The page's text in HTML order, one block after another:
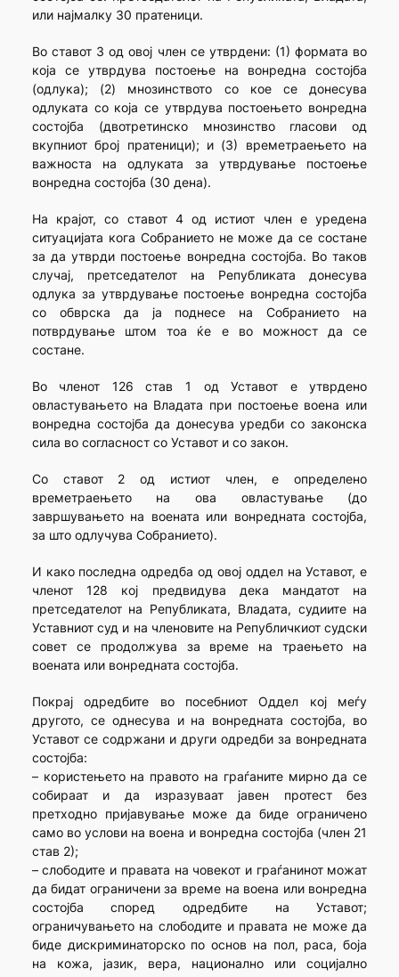
или најмалку 30 пратеници.
Во ставот 3 од овој член се утврдени: (1) формата во
која се утврдува постоење на вонредна состојба
(одлука); (2) мнозинството со кое се донесува
одлуката со која се утврдува постоењето вонредна
состојба (двотретинско мнозинство гласови од
вкупниот број пратеници); и (3) времетраењето на
важноста на одлуката за утврдување постоење
вонредна состојба (30 дена).
На крајот, со ставот 4 од истиот член е уредена
ситуацијата кога Собранието не може да се состане
за да утврди постоење вонредна состојба. Во таков
случај, претседателот на Републиката донесува
одлука за утврдување постоење вонредна состојба
со обврска да ја поднесе на Собранието на
потврдување штом тоа ќе е во можност да се
состане.
Во членот 126 став 1 од Уставот е утврдено
овластувањето на Владата при постоење воена или
вонредна состојба да донесува уредби со законска
сила во согласност со Уставот и со закон.
Со ставот 2 од истиот член, е определено
времетраењето на ова овластување (до
завршувањето на воената или вонредната состојба,
за што одлучува Собранието).
И како последна одредба од овој оддел на Уставот, е
членот 128 кој предвидува дека мандатот на
претседателот на Републиката, Владата, судиите на
Уставниот суд и на членовите на Републичкиот судски
совет се продолжува за време на траењето на
воената или вонредната состојба.
Покрај одредбите во посебниот Оддел кој меѓу
другото, се однесува и на вонредната состојба, во
Уставот се содржани и други одредби за вонредната
состојба:
– користењето на правото на граѓаните мирно да се
собираат и да изразуваат јавен протест без
претходно пријавување може да биде ограничено
само во услови на воена и вонредна состојба (член 21
став 2);
– слободите и правата на човекот и граѓанинот можат
да бидат ограничени за време на воена или вонредна
состојба според одредбите на Уставот;
ограничувањето на слободите и правата не може да
биде дискриминаторско по основ на пол, раса, боја
на кожа, јазик, вера, национално или социјално